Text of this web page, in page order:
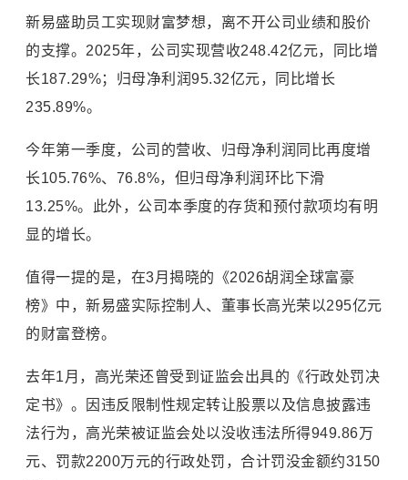
新易盛助员工实现财富梦想，离不开公司业绩和股价
的支撑。2025年，公司实现营收248.42亿元，同比增
长187.29%；归母净利润95.32亿元，同比增长
235.89%。
今年第一季度，公司的营收、归母净利润同比再度增
长105.76%、76.8%，但归母净利润环比下滑
13.25%。此外，公司本季度的存货和预付款项均有明
显的增长。
值得一提的是，在3月揭晓的《2026胡润全球富豪
榜》中，新易盛实际控制人、董事长高光荣以295亿元
的财富登榜。
去年1月，高光荣还曾受到证监会出具的《行政处罚决
定书》。因违反限制性规定转让股票以及信息披露违
法行为，高光荣被证监会处以没收违法所得949.86万
元、罚款2200万元的行政处罚，合计罚没金额约3150